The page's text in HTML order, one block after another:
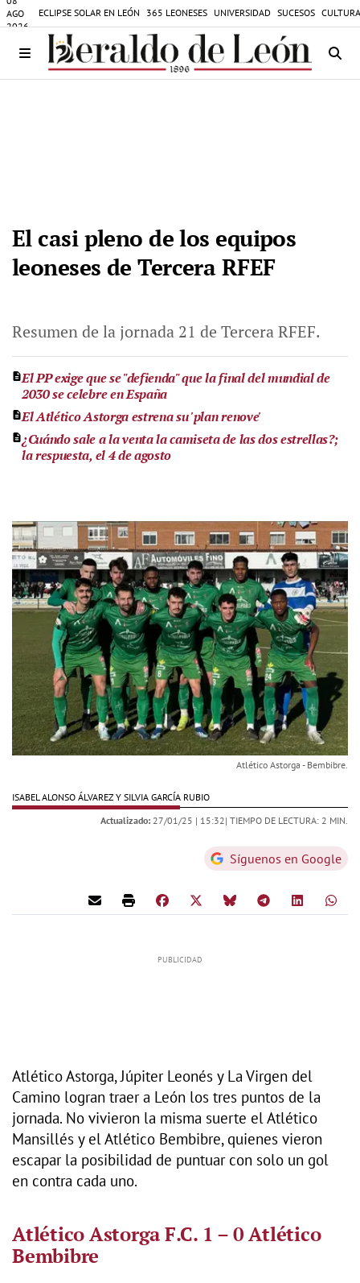
AGO
2026
ECLIPSE SOLAR EN LEÓN 365 LEONESES UNIVERSIDAD SUCESOS
El casi pleno de los equipos
leoneses de Tercera RFEF
Resumen de la jornada 21 de Tercera RFEF.
El PP exige que se "defienda" que la final del mundial de
2030 se celebre en España
El Atlético Astorga estrena su 'plan renove'
¿Cuándo sale a la venta la camiseta de las dos estrellas?;
la respuesta, el 4 de agosto
Atlético Astorga - Bembibre.
ISABEL ALONSO ÁLVAREZ Y SILVIA GARCÍA RUBIO
Actualizado: 27/01/25 | 15:32| TIEMPO DE LECTURA: 2 MIN.
Síguenos en Google
Atlético Astorga, Júpiter Leonés y La Virgen del
Camino logran traer a León los tres puntos de la
jornada. No vivieron la misma suerte el Atlético
Mansillés y el Atlético Bembibre, quienes vieron
escapar la posibilidad de puntuar con solo un gol
en contra cada uno.
Atlético Astorga F.C. 1 – 0 Atlético
Bembibre